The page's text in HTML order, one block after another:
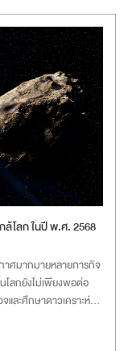
ล้โลก ในปี พ.ศ. 2568
ศมากมายหลายภารกิจ
โลกยังไม่เพียงพอต่อ
ละศึกษาดาวเคราะห์